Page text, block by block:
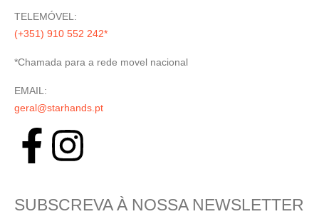
TELEMÓVEL:
(+351) 910 552 242*
*Chamada para a rede movel nacional
EMAIL:
geral@starhands.pt
SUBSCREVA À NOSSA NEWSLETTER